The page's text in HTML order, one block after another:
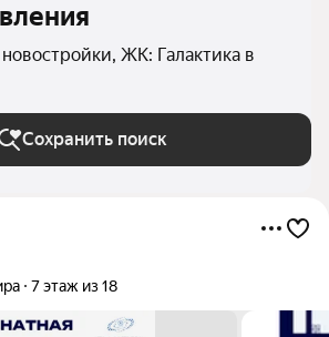
ЖК: Галактика в
Сохранить поиск
7 этаж из 18